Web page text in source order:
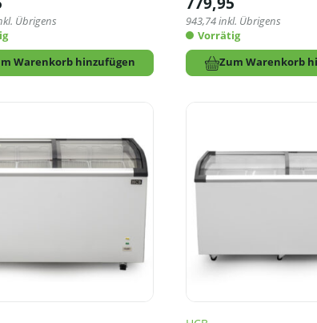
Übrigens
Warenkorb hinzufügen
943,74inkl. Übrigens
Vorrätig
Zum Warenkorb